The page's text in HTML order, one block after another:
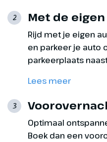
Dag 10
2 Met de
Rijd met je eigen
en parkeer je auto
parkeerplaats
Lees meer
3
Optimaal
Boek dan een